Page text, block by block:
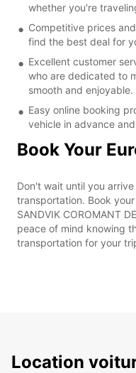
whether you're
Competitive prices
find the best deal for
Excellent customer
who are dedicated to
smooth and enjoyable.
Easy online booking
vehicle in advance
Book Your
Don't wait until you
transportation. Book
SANDVIK COROMANT
peace of mind knowing
transportation for your
Location